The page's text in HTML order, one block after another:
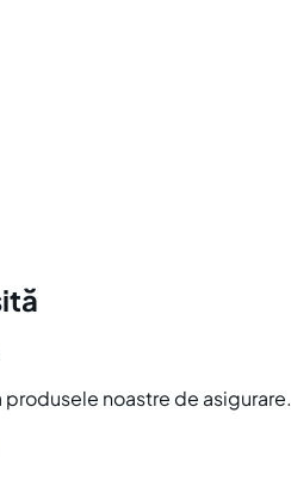
noastre de asigurare.